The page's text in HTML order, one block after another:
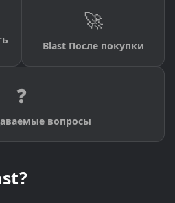
🚀
Blast После покупки
❓
вопросы